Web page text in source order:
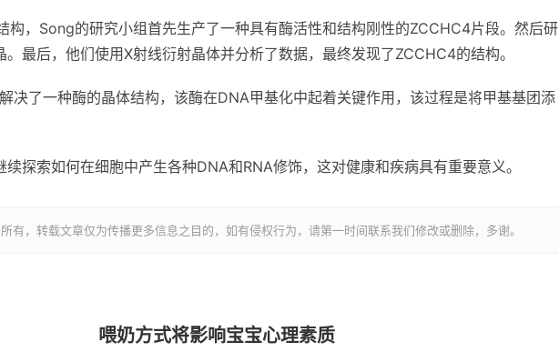
构，Song的研究小组首先生产了一种具有酶活性和结构刚性的ZCCHC4片段。然后研
最后，他们使用X射线衍射晶体并分析了数据，最终发现了ZCCHC4的结构。
决了一种酶的晶体结构，该酶在DNA甲基化中起着关键作用，该过程是将甲基基团添
探索如何在细胞中产生各种DNA和RNA修饰，这对健康和疾病具有重要意义。
有，转载文章仅为传播更多信息之目的，如有侵权行为，请第一时间联系我们修改或删除，多谢。
喂奶方式将影响宝宝心理素质